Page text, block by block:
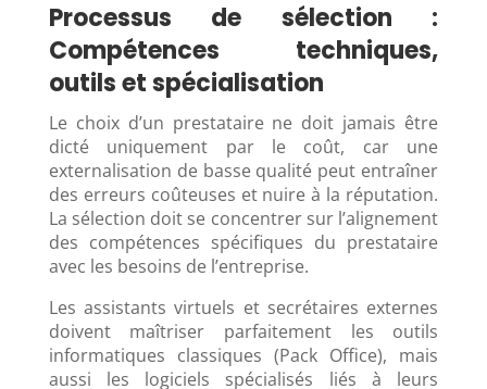
Processus de sélection :
Compétences techniques,
outils et spécialisation
Le choix d’un prestataire ne doit jamais être
dicté uniquement par le coût, car une
externalisation de basse qualité peut entraîner
des erreurs coûteuses et nuire à la réputation.
La sélection doit se concentrer sur l’alignement
des compétences spécifiques du prestataire
avec les besoins de l’entreprise.
Les assistants virtuels et secrétaires externes
doivent maîtriser parfaitement les outils
informatiques classiques (Pack Office), mais
aussi les logiciels spécialisés liés à leurs